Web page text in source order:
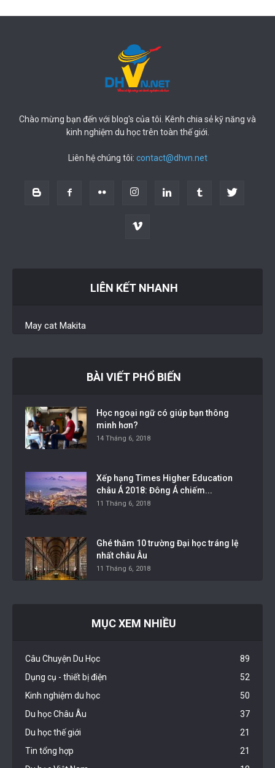
Chào mừng bạn đến với blog's của tôi. Kênh chia sẻ kỹ năng và
kinh nghiệm du học trên toàn thế giới.
Liên hệ chúng tôi: contact@dhvn.net
LIÊN KẾT NHANH
May cat Makita
BÀI VIẾT PHỔ BIẾN
Học ngoại ngữ có giúp bạn thông
minh hơn?
14 Tháng 6, 2018
Xếp hạng Times Higher Education
châu Á 2018: Đông Á chiếm...
11 Tháng 6, 2018
Ghé thăm 10 trường Đại học tráng lệ
nhất châu Âu
11 Tháng 6, 2018
MỤC XEM NHIỀU
Câu Chuyện Du Học
89
Dụng cụ - thiết bị điện
52
Kinh nghiệm du học
50
Du học Châu Âu
37
Du học thế giới
21
Tin tổng hợp
21